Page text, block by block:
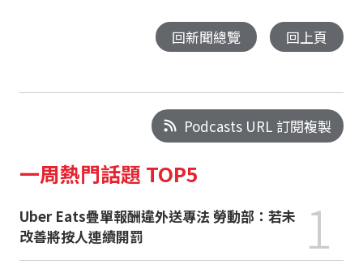
回新聞總覽 回上頁
Podcasts URL 訂閱複製
一周熱門話題 TOP5
Uber Eats疊單報酬違外送專法 勞動部：若未
改善將按人連續開罰
1